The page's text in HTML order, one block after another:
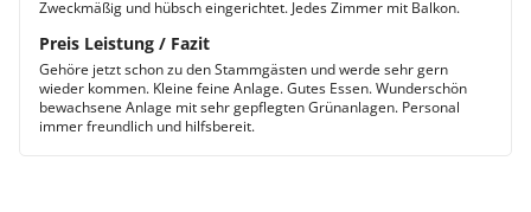
Zweckmäßig und hübsch eingerichtet. Jedes Zimmer mit Balkon.
Preis Leistung / Fazit
Gehöre jetzt schon zu den Stammgästen und werde sehr gern
wieder kommen. Kleine feine Anlage. Gutes Essen. Wunderschön
bewachsene Anlage mit sehr gepflegten Grünanlagen. Personal
immer freundlich und hilfsbereit.